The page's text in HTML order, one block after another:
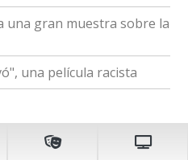
una gran muestra sobre la
una película racista